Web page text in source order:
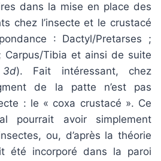
dans la mise en place des
chez l’insecte et le crustacé
: Dactyl/Pretarses ;
Carpus/Tibia et ainsi de suite
). Fait intéressant, chez
de la patte n’est pas
: le « coxa crustacé ». Ce
pourrait avoir simplement
ou, d’après la théorie
été incorporé dans la paroi